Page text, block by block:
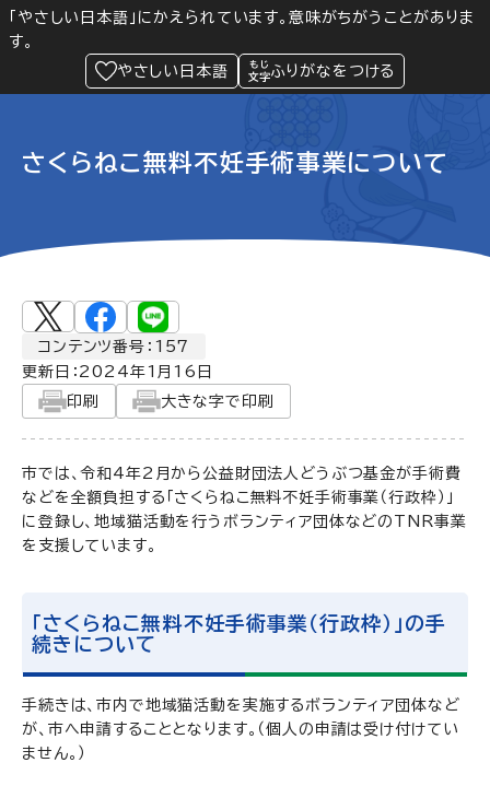
「やさしい日本語」にかえられています。意味がちがうことがありま
す。
やさしい日本語
ふりがなをつける
Language 閲覧支援
緊急情報
さくらねこ無料不妊手術事業について
コンテンツ番号：157
更新日： 2024年1月16日
印刷
大きな字で印刷
市では、令和4年2月から公益財団法人どうぶつ基金が手術費
などを全額負担する「さくらねこ無料不妊手術事業（行政枠）」
に登録し、地域猫活動を行うボランティア団体などのTNR事業
を支援しています。
「さくらねこ無料不妊手術事業（行政枠）」の手
続きについて
手続きは、市内で地域猫活動を実施するボランティア団体など
が、市へ申請することとなります。（個人の申請は受け付けてい
ません。）